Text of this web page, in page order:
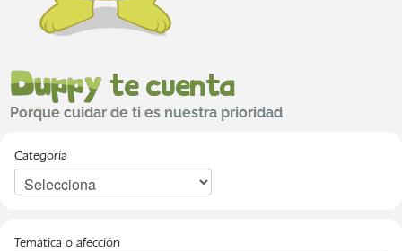
Categoría
Temática o afección